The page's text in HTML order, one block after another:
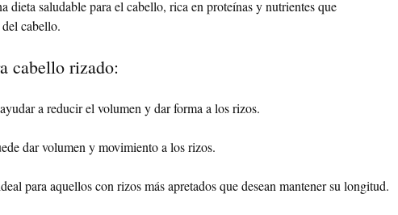
dieta saludable para el cabello, rica en proteínas y nutrientes que
cabello.
cabello rizado:
a reducir el volumen y dar forma a los rizos.
dar volumen y movimiento a los rizos.
para aquellos con rizos más apretados que desean mantener su longitud.